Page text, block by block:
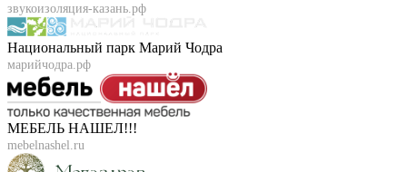
звукоизоляция-казань.рф
Национальный парк Марий Чодра
марийчодра.рф
МЕБЕЛЬ НАШЕЛ!!!
mebelnashel.ru